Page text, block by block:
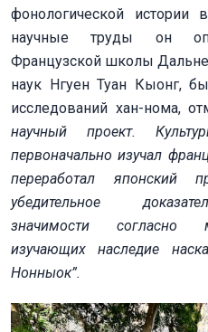
фонологической истории
научные труды он
Французской школы
наук Нгуен Туан Кыонг,
исследований хан-нома,
научный проект.
первоначально изучал
переработал японский
убедительное
значимости согласно
изучающих наследие
Нонныок”.